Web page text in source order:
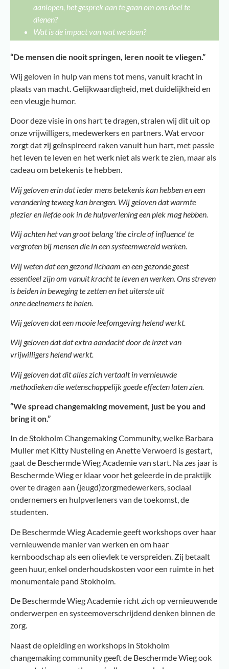
aanlopen, het gesprek aan te gaan om ons doel te
dienen?
Wat is de impact van wat we doen?
“De mensen die nooit springen, leren nooit te vliegen.”
Wij geloven in hulp van mens tot mens, vanuit kracht in
plaats van macht. Gelijkwaardigheid, met duidelijkheid en
een vleugje humor.
Door deze visie in ons hart te dragen, stralen wij dit uit op
onze vrijwilligers, medewerkers en partners. Wat ervoor
zorgt dat zij geïnspireerd raken vanuit hun hart, met passie
het leven te leven en het werk niet als werk te zien, maar als
cadeau om betekenis te hebben.
Wij geloven erin dat ieder mens betekenis kan hebben en een
verandering teweeg kan brengen. Wij geloven dat warmte
plezier en liefde ook in de hulpverlening een plek mag hebben.
Wij achten het van groot belang ‘the circle of influence’ te
vergroten bij mensen die in een systeemwereld werken.
Wij weten dat een gezond lichaam en een gezonde geest
essentieel zijn om vanuit kracht te leven en werken. Ons streven
is beiden in beweging te zetten en het uiterste uit
onze deelnemerste halen.
Wij geloven dat een mooie leefomgeving helend werkt.
Wij geloven dat dat extra aandacht door de inzet van
vrijwilligers helend werkt.
Wij geloven dat dit alles zich vertaalt in vernieuwde
methodieken die wetenschappelijk goede effecten laten zien.
“We spread changemaking movement, just be you and
bring it on.”
In de Stokholm Changemaking Community, welke Barbara
Muller met Kitty Nusteling en Anette Verwoerd is gestart,
gaat de Beschermde Wieg Academie van start. Na zes jaar is
Beschermde Wieg er klaar voor het geleerde in de praktijk
over te dragen aan (jeugd)zorgmedewerkers, sociaal
ondernemers en hulpverleners van de toekomst, de
studenten.
De Beschermde Wieg Academie geeft workshops over haar
vernieuwende manier van werken en om haar
kernboodschap als een olievlek te verspreiden. Zij betaalt
geen huur, enkel onderhoudskosten voor een ruimte in het
monumentale pand Stokholm.
De Beschermde Wieg Academie richt zich op vernieuwende
onderwerpen en systeemoverschrijdend denken binnen de
zorg.
Naast de opleiding en workshops in Stokholm
changemaking community geeft de Beschermde Wieg ook